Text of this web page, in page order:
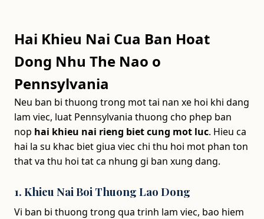
Hai Khieu Nai Cua Ban Hoat
Dong Nhu The Nao o
Pennsylvania
Neu ban bi thuong trong mot tai nan xe hoi khi dang
lam viec, luat Pennsylvania thuong cho phep ban
nop hai khieu nai rieng biet cung mot luc. Hieu ca
hai la su khac biet giua viec chi thu hoi mot phan ton
that va thu hoi tat ca nhung gi ban xung dang.
1. Khieu Nai Boi Thuong Lao Dong
Vi ban bi thuong trong qua trinh lam viec, bao hiem